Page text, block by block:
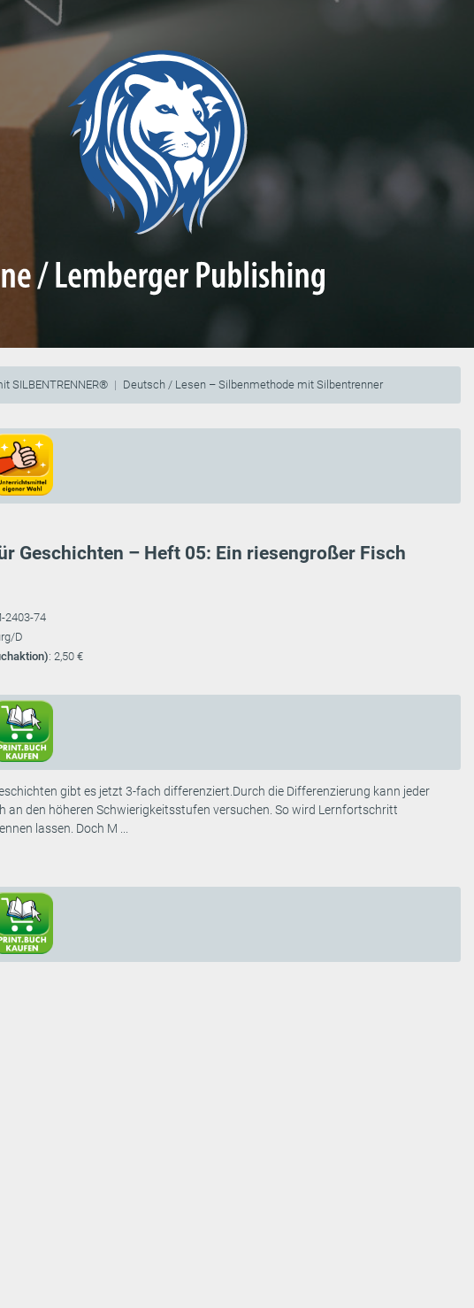
SILBENTRENNER® Deutsch / Lesen – Silbenmethode mit Silbentrenner
Geschichten – Heft 05: Ein riesengroßer Fisch
2403-74
D
: 2,50 €
gibt es jetzt 3-fach differenziert.Durch die Differenzierung kann jeder
an den höheren Schwierigkeitsstufen versuchen. So wird Lernfortschritt
lassen. Doch M ...